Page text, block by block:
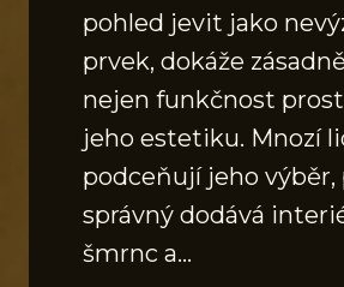
pohled jevit jako
prvek, dokáže
nejen funkčnost
jeho estetiku. Mnozí
podceňují jeho
správný dodává
šmrnc a…